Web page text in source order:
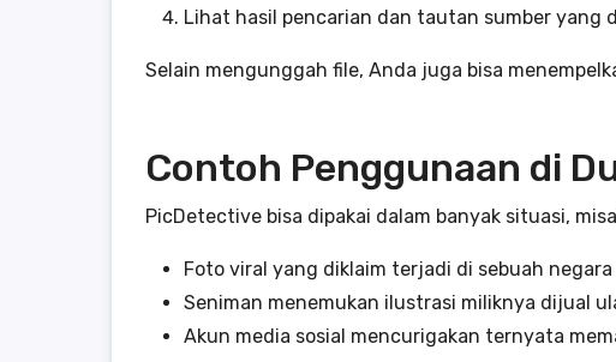
Lihat hasil pencarian dan tautan sumber yang
Selain mengunggah file, Anda juga bisa
Contoh Penggunaan di
PicDetective bisa dipakai dalam banyak situasi,
Foto viral yang diklaim terjadi di sebuah
Seniman menemukan ilustrasi miliknya dijual
Akun media sosial mencurigakan ternyata